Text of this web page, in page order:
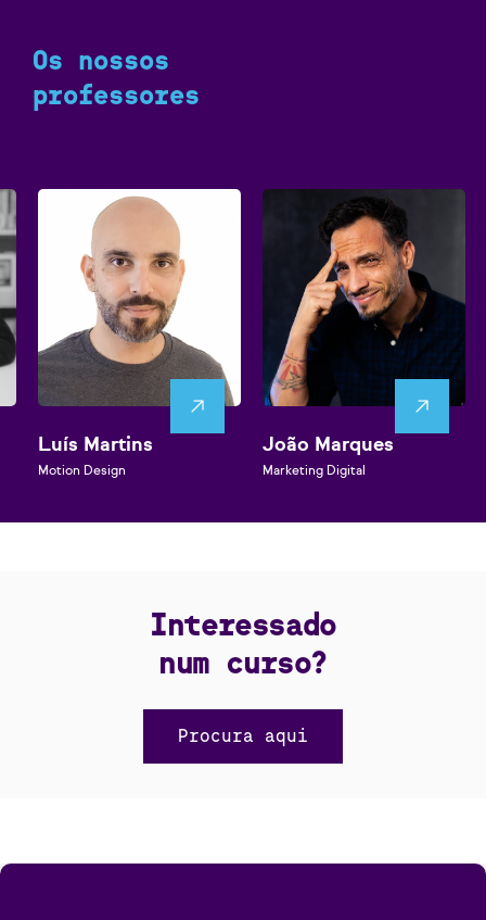
Os nossos
professores
Luís Martins
Motion Design
João Marques
Marketing Digital
Interessado
num curso?
Procura aqui